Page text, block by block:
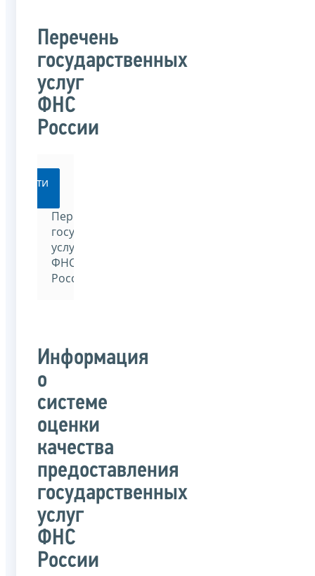
Перечень
государственных
услуг
ФНС
России
Перейти
Перечень
государственных
услуг
ФНС
России
Информация
о
системе
оценки
качества
предоставления
государственных
услуг
ФНС
России